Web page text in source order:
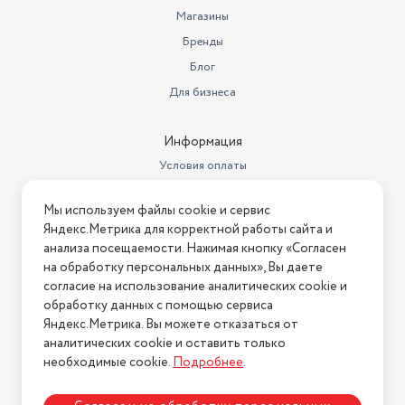
Магазины
Бренды
Блог
Для бизнеса
Информация
Условия оплаты
Условия возврата
Нашли ошибку на сайте? Напишите нам
2026 © Интернет-магазин "АстМаркет". У нас есть всё!
Политика конфиденциальности
Мы используем файлы cookie и сервис
Яндекс.Метрика для корректной работы сайта и
анализа посещаемости. Нажимая кнопку «Согласен
на обработку персональных данных», Вы даете
согласие на использование аналитических cookie и
обработку данных с помощью сервиса
Яндекс.Метрика. Вы можете отказаться от
аналитических cookie и оставить только
необходимые cookie.Подробнее.